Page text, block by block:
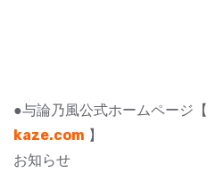
●与論乃風公式ホームページ【
kaze.com 】
お知らせ